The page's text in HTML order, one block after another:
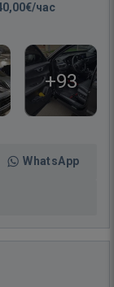
час
+93
WhatsApp